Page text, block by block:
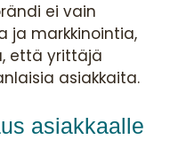
ei vain
ja markkinointia,
että yrittäjä
asiakkaita.
asiakkaalle